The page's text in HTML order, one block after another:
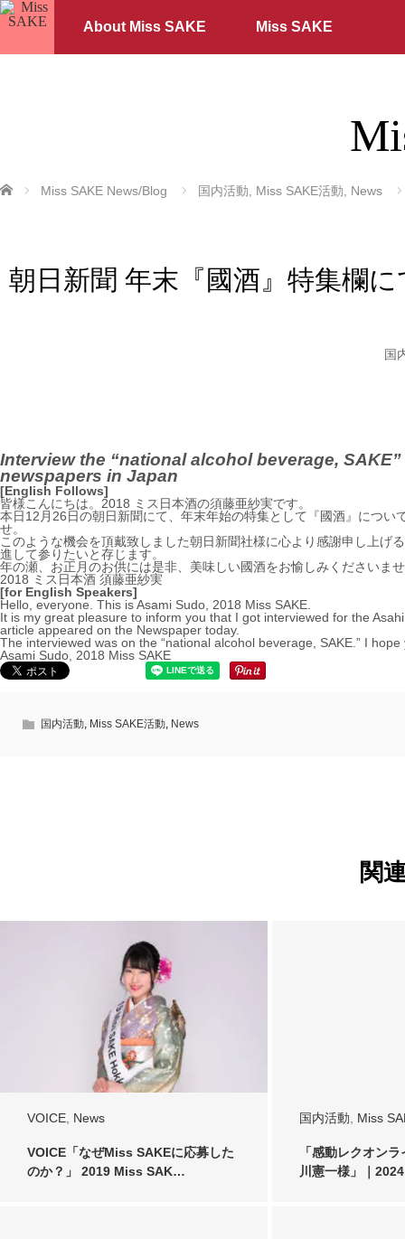
About Miss SAKE Miss SAKE
ホーム Miss SAKE News/Blog 国内活動 Miss SAKE活動 News
朝日新聞 年末『國酒』特集欄
国
Interview the “national alcohol beverage,
newspapers in Japan
[English Follows]
皆様こんにちは。2018 ミス日本酒の須藤亜紗実です。
本日12月26日の朝日新聞にて、年末年始の特集として『國酒』につ
せ。
このような機会を頂戴致しました朝日新聞社様に心より感謝申し上
進して参りたいと存じます。
年の瀬、お正月のお供には是非、美味しい國酒をお愉しみくださいま
2018 ミス日本酒 須藤亜紗実
[for English Speakers]
Hello, everyone. This is Asami Sudo, 2018 Miss SAKE.
It is my great pleasure to inform you that I got interviewed for the
article appeared on the Newspaper today.
The interviewed was on the “national alcohol beverage, SAKE.” I
Asami Sudo, 2018 Miss SAKE
国内活動, Miss SAKE活動, News
関
VOICE News
VOICE「なぜMiss SAKEに応募した
のか？」 2019 Miss SAK…
国内活動 Miss
「感動レクオン
川憲一様」｜